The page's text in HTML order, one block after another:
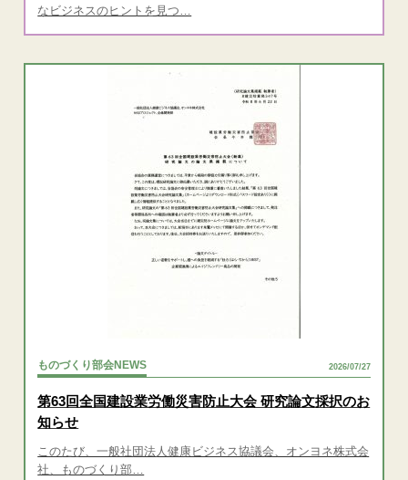
なビジネスのヒントを見つ…
ものづくり部会NEWS 2026/07/27
第63回全国建設業労働災害防止大会 研究論文採択のお
知らせ
このたび、一般社団法人健康ビジネス協議会、オンヨネ株式会
社、ものづくり部…